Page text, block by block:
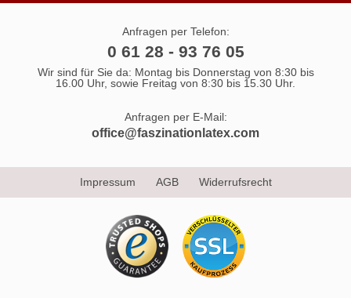
Anfragen per Telefon:
0 61 28 - 93 76 05
Wir sind für Sie da: Montag bis Donnerstag von 8:30 bis
16.00 Uhr, sowie Freitag von 8:30 bis 15.30 Uhr.
Anfragen per E-Mail:
office@faszinationlatex.com
Impressum AGB Widerrufsrecht